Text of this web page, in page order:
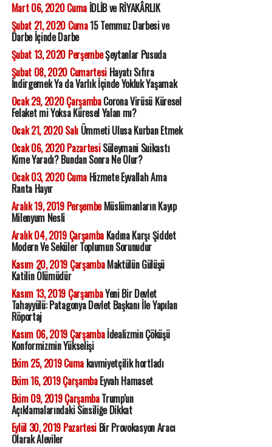
Mart 06, 2020 CumaİDLİB ve RİYAKÂRLIK
Şubat 21, 2020 Cuma15 Temmuz Darbesi ve
Darbe İçinde Darbe
Şubat 13, 2020 PerşembeŞeytanlar Pusuda
Şubat 08, 2020 CumartesiHayatı Sıfıra
İndirgemek Ya da Varlık İçinde Yokluk Yaşamak
Ocak 29, 2020 ÇarşambaCorona Virüsü Küresel
Felaket mi Yoksa Küresel Yalan mı?
Ocak 21, 2020 SalıÜmmeti Ulusa Kurban Etmek
Ocak 06, 2020 PazartesiSüleymani Suikastı
Kime Yaradı? Bundan Sonra Ne Olur?
Ocak 03, 2020 CumaHizmete Eyvallah Ama
Ranta Hayır
Aralık 19, 2019 PerşembeMüslümanların Kayıp
Milenyum Nesli
Aralık 04, 2019 ÇarşambaKadına Karşı Şiddet
Modern Ve Seküler Toplumun Sorunudur
Kasım 20, 2019 ÇarşambaMaktülün Gülüşü
Katilin Ölümüdür
Kasım 13, 2019 ÇarşambaYeni Bir Devlet
Tahayyülü: Patagonya Devlet Başkanı İle Yapılan
Röportaj
Kasım 06, 2019 Çarşambaİdealizmin Çöküşü
Konformizmin Yükselişi
Ekim 25, 2019 Cumakavmiyetçilik hortladı
Ekim 16, 2019 ÇarşambaEyvah Hamaset
Ekim 09, 2019 ÇarşambaTrump'un
Açıklamalarındaki Sinsiliğe Dikkat
Eylül 30, 2019 PazartesiBir Provokasyon Aracı
Olarak Aleviler